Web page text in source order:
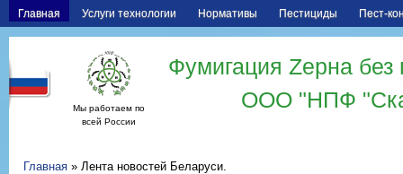
Главная Услуги технологии Нормативы Пестициды Пест-
Мы работаем по
всей России
Фумигация Zерна
ООО "НПФ
Главная » Лента новостей Беларуси.